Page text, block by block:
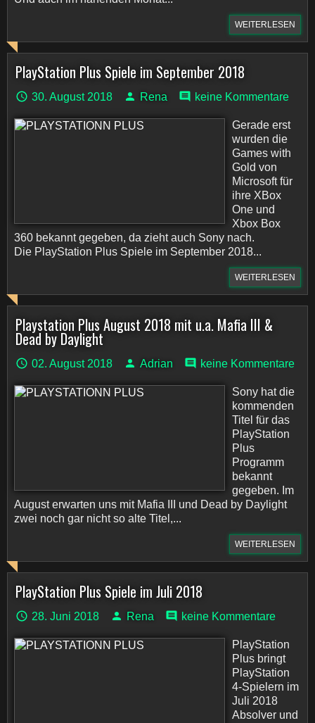
WEITERLESEN
PlayStation Plus Spiele im September 2018
30. August 2018 Rena keine Kommentare
Gerade erst
wurden die
Games with
Gold von
Microsoft für
ihre XBox
One und
Xbox Box
360 bekannt gegeben, da zieht auch Sony nach.
Die PlayStation Plus Spiele im September 2018...
WEITERLESEN
Playstation Plus August 2018 mit u.a. Mafia III &
Dead by Daylight
02. August 2018 Adrian keine Kommentare
Sony hat die
kommenden
Titel für das
PlayStation
Plus
Programm
bekannt
gegeben. Im
August erwarten uns mit Mafia III und Dead by Daylight
zwei noch gar nicht so alte Titel,...
WEITERLESEN
PlayStation Plus Spiele im Juli 2018
28. Juni 2018 Rena keine Kommentare
PlayStation
Plus bringt
PlayStation
4-Spielern im
Juli 2018
Absolver und